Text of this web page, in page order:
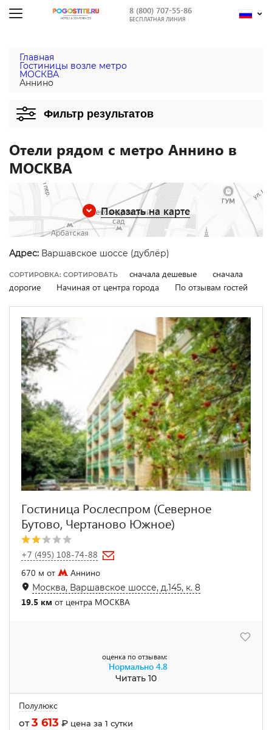
8 (800) 707-55-86
БЕСПЛАТНАЯ ЛИНИЯ
Главная
Гостиницы возле метро
МОСКВА
Аннино
Фильтр результатов
Отели рядом с метро Аннино в
МОСКВА
Показать на карте
Адрес: Варшавское шоссе (дублёр)
СОРТИРОВКА: СОРТИРОВАТЬ сначала дешевые
сначала
дорогие
Начиная от центра города По отзывам гостей
Гостиница Рослеспром (Северное
Бутово, Чертаново Южное)
+7 (495) 108-74-88
670 м от
Аннино
Москва, Варшавское шоссе, д.145, к. 8
19.5 км от центра МОСКВА
оценка по отзывам:
Нормально 4.8
Читать 10
Полулюкс
от3 613 ₽ цена за 1 сутки